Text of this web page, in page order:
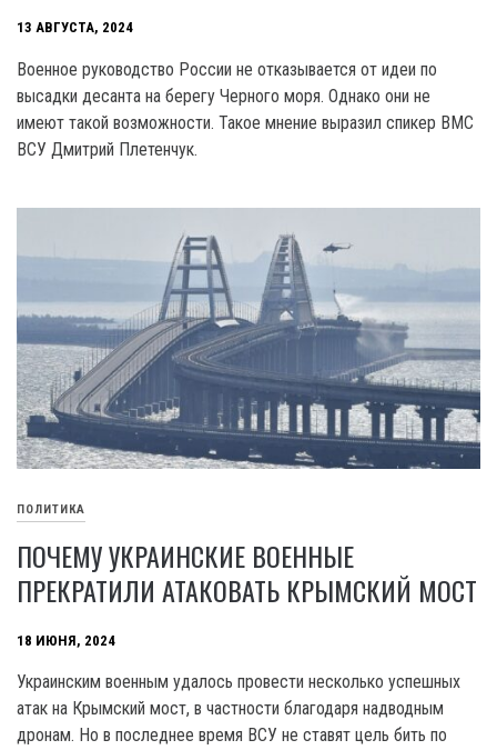
13 АВГУСТА, 2024
Военное руководство России не отказывается от идеи по
высадки десанта на берегу Черного моря. Однако они не
имеют такой возможности. Такое мнение выразил спикер BMC
ВСУ Дмитрий Плетенчук.
ПОЛИТИКА
ПОЧЕМУ УКРАИНСКИЕ ВОЕННЫЕ
ПРЕКРАТИЛИ АТАКОВАТЬ КРЫМСКИЙ МОСТ
18 ИЮНЯ, 2024
Украинским военным удалось провести несколько успешных
атак на Крымский мост, в частности благодаря надводным
дронам. Но в последнее время ВСУ не ставят цель бить по